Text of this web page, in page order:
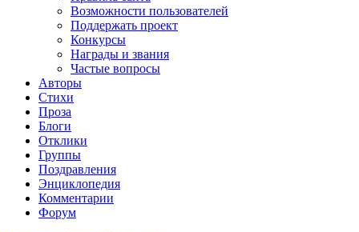
Возможности пользователей
Поддержать проект
Конкурсы
Награды и звания
Частые вопросы
Авторы
Стихи
Проза
Блоги
Отклики
Группы
Поздравления
Энциклопедия
Комментарии
Форум